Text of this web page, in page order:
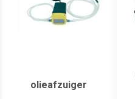
olieafzuiger